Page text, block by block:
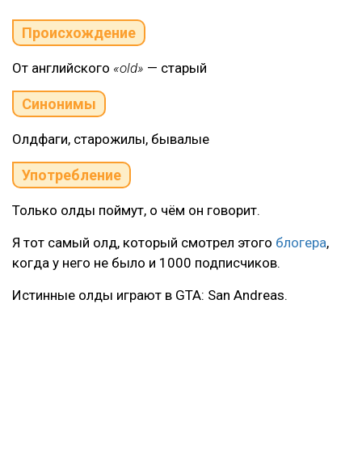
Происхождение
От английского «old» — старый
Синонимы
Олдфаги, старожилы, бывалые
Употребление
Только олды поймут, о чём он говорит.
Я тот самый олд, который смотрел этого блогера,
когда у него не было и 1000 подписчиков.
Истинные олды играют в GTA: San Andreas.